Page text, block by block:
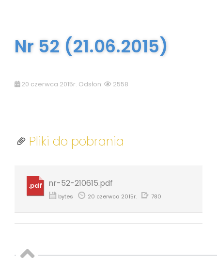
Nr 52 (21.06.2015)
20 czerwca 2015r. Odsłon: 2558
Pliki do pobrania
.pdf nr-52-210615.pdf
bytes 20 czerwca 2015r. 780